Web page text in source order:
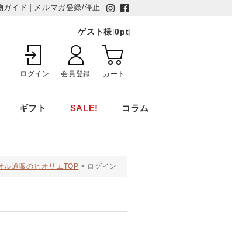
ガイド メルマガ登録/停止
ゲスト様[0pt]
ログイン 会員登録 カート
ギフト SALE! コラム
ル通販のヒオリエTOP ログイン